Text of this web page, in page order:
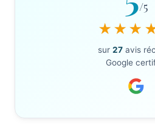
/5
sur 27avis
Google